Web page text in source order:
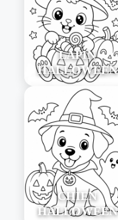
LAPIN
HALLOWEEN
CHIEN
HALLOWEEN